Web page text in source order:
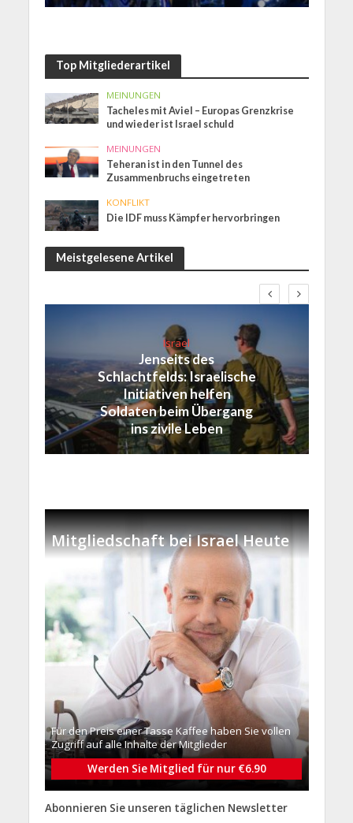
Top Mitgliederartikel
MEINUNGEN
Tacheles mit Aviel – Europas Grenzkrise
und wieder ist Israel schuld
MEINUNGEN
Teheran ist in den Tunnel des
Zusammenbruchs eingetreten
KONFLIKT
Die IDF muss Kämpfer hervorbringen
Meistgelesene Artikel
Israel
Jenseits des
Schlachtfelds: Israelische
Initiativen helfen
Soldaten beim Übergang
ins zivile Leben
Mitgliedschaft bei Israel Heute
Für den Preis einer Tasse Kaffee haben Sie vollen
Zugriff auf alle Inhalte der Mitglieder
Werden Sie Mitglied für nur €6.90
Abonnieren Sie unseren täglichen Newsletter